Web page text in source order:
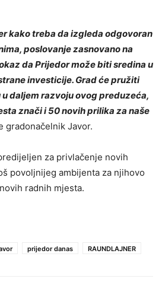
kako treba da izgleda odgovoran
poslovanje zasnovano na
da Prijedor može biti sredina u
investicije. Grad će pružiti
daljem razvoju ovog preduzeća,
znači i 50 novih prilika za naše
gradonačelnik Javor.
za privlačenje novih
povoljnijeg ambijenta za njihovo
radnih mjesta.
prijedor danas RAUNDLAJNER